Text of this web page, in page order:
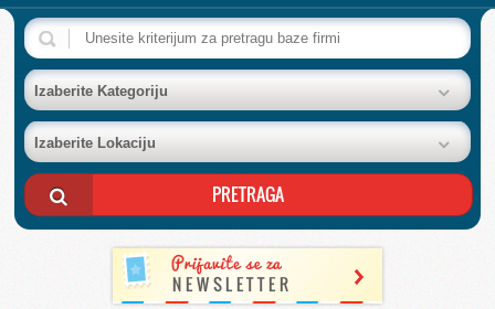
NASLOVNA
BAZA FIRMI
POSLOVNI OGLASI
AKCIJE I KATALOZI
BESPLATNI VAUČERI
Izaberite Kategoriju
Izaberite Lokaciju